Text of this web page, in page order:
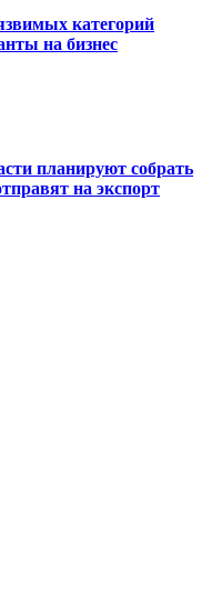
категорий
на бизнес
планируют собрать
на экспорт